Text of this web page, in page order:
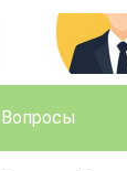
Вопросы